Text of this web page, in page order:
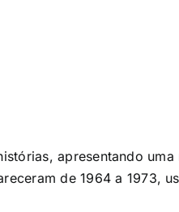
apresentando
de 1964 a 1973,